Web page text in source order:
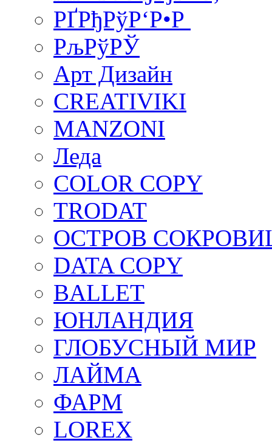
РҐРђРўР‘Р•Р
РљРўРЎ
Арт Дизайн
CREATIVIKI
MANZONI
Леда
COLOR COPY
TRODAT
ОСТРОВ
DATA COPY
BALLET
ЮНЛАНДИЯ
ГЛОБУСНЫЙ МИР
ЛАЙМА
ФАРМ
LOREX